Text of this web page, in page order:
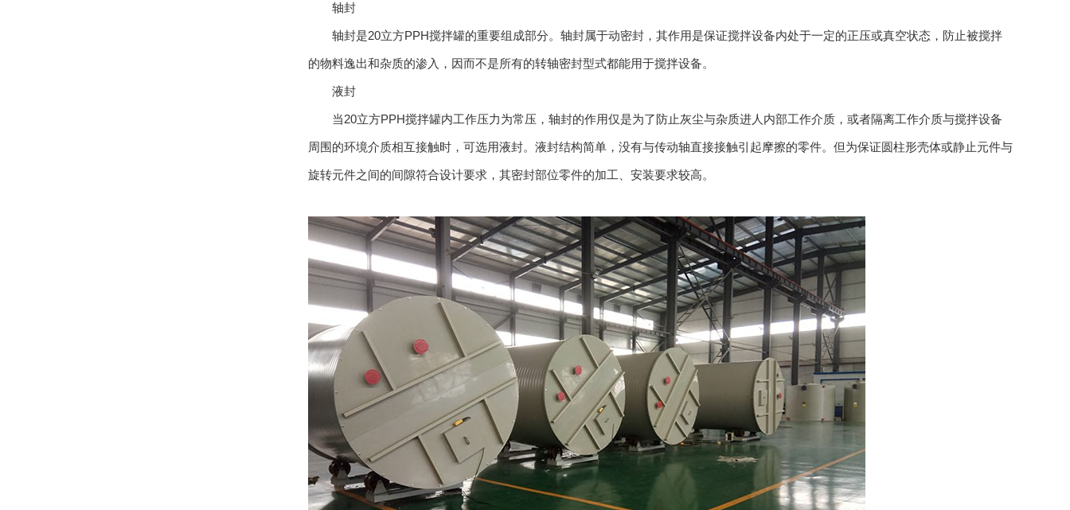
轴封
轴封是20立方PPH搅拌罐的重要组成部分。轴封属于动密封，其作用是保证搅拌设备内处于一定的正压或真空状态，防止被搅拌
的物料逸出和杂质的渗入，因而不是所有的转轴密封型式都能用于搅拌设备。
液封
当20立方PPH搅拌罐内工作压力为常压，轴封的作用仅是为了防止灰尘与杂质进人内部工作介质，或者隔离工作介质与搅拌设备
周围的环境介质相互接触时，可选用液封。液封结构简单，没有与传动轴直接接触引起摩擦的零件。但为保证圆柱形壳体或静止元件与
旋转元件之间的间隙符合设计要求，其密封部位零件的加工、安装要求较高。